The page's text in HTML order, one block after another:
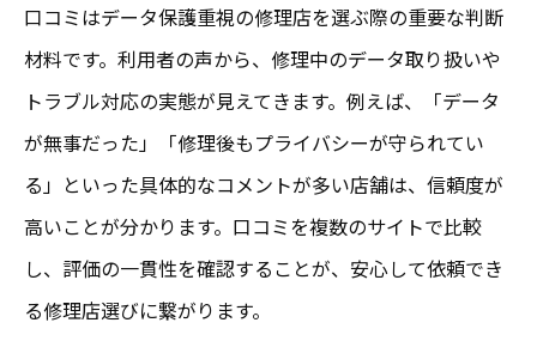
口コミはデータ保護重視の修理店を選ぶ際の重要な判断
材料です。利用者の声から、修理中のデータ取り扱いや
トラブル対応の実態が見えてきます。例えば、「データ
が無事だった」「修理後もプライバシーが守られてい
る」といった具体的なコメントが多い店舗は、信頼度が
高いことが分かります。口コミを複数のサイトで比較
し、評価の一貫性を確認することが、安心して依頼でき
る修理店選びに繋がります。